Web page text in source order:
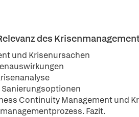
des
und Krisenursachen
Continuity Management und
Fazit.